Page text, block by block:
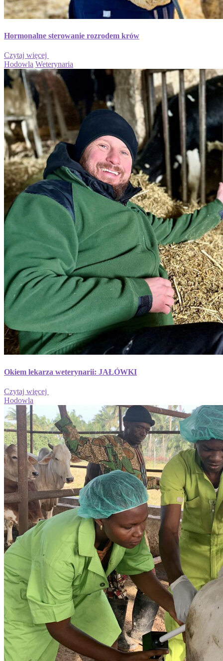
Hormonalne sterowanie rozrodem krów
Czytaj więcej
Hodowla Weterynaria
Okiem lekarza weterynarii: JAŁÓWKI
Czytaj więcej
Hodowla